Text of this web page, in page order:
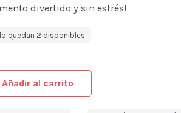
divertido y sin estrés!
quedan 2 disponibles
Añadir al carrito